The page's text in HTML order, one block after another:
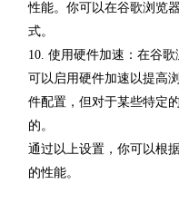
性能。你可以在谷歌浏览
式。
10. 使用硬件加速：在谷
可以启用硬件加速以提高
件配置，但对于某些特定
的。
通过以上设置，你可以根
的性能。